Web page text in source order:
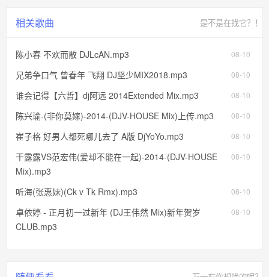
相关歌曲 是不是在找它？！
08-10
陈小春 不欢而散 DJLcAN.mp3
08-10
兄弟争口气 曾春年 飞翔 DJ坚少MIX2018.mp3
08-10
谁会记得【六哲】dj阿远 2014Extended Mix.mp3
08-10
陈兴瑜-(非你莫嫁)-2014-(DJV-HOUSE Mix)上传.mp3
08-10
崔子格 好男人都死哪儿去了 A版 DjYoYo.mp3
08-10
干露露VS范宏伟(爱却不能在一起)-2014-(DJV-HOUSE
Mix).mp3
08-10
听海(张惠妹)(Ck v Tk Rmx).mp3
08-10
卓依婷 - 正月初一过新年 (DJ王伟然 Mix)新年贺岁
CLUB.mp3